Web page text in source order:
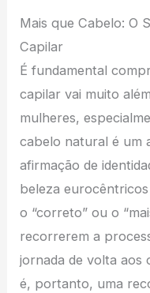
Mais que Cabelo: O
Capilar
É fundamental
capilar vai muito
mulheres,
cabelo natural é um
afirmação de
beleza
o “correto” ou o
recorrerem a
jornada de volta aos
é, portanto, uma